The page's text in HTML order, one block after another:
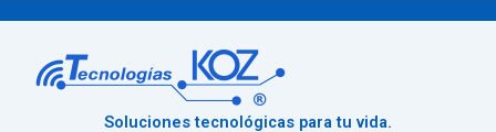
Soluciones tecnológicas para tu vida.